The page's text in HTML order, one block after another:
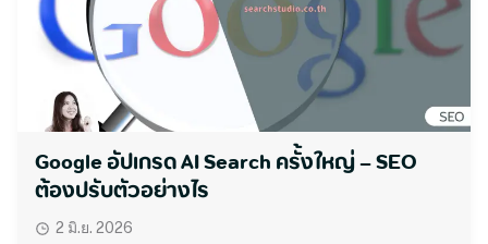
Google อัปเกรด AI Search ครั้งใหญ่ – SEO
ต้องปรับตัวอย่างไร
2 มิ.ย. 2026